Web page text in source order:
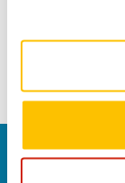
Kontakt